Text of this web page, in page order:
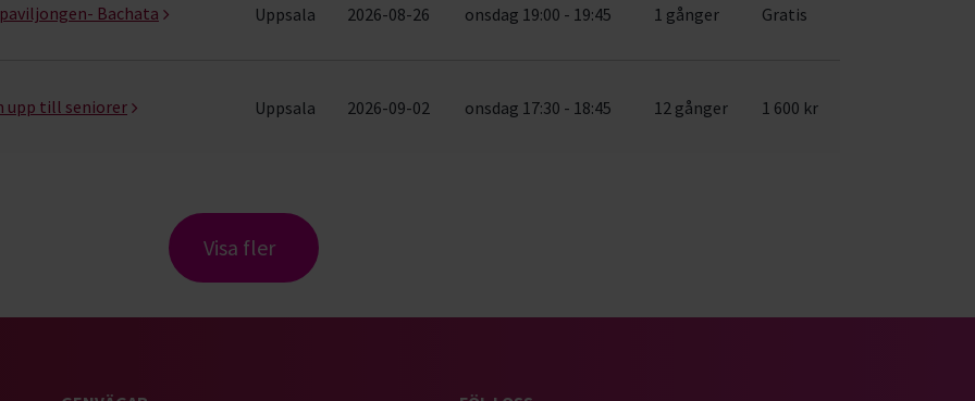
Bachata Uppsala 2026-08-26 onsdag 19:00 - 19:45 1 gånger Gratis
upp till seniorer Uppsala 2026-09-02 onsdag 17:30 - 18:45 12 gånger 1 600 kr
Visa fler